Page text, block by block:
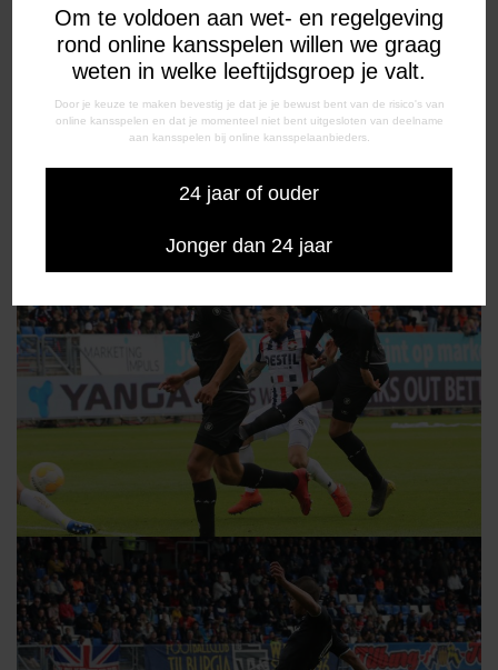
Om te voldoen aan wet- en regelgeving
rond online kansspelen willen we graag
weten in welke leeftijdsgroep je valt.
Door je keuze te maken bevestig je dat je je bewust bent van de risico's van
online kansspelen en dat je momenteel niet bent uitgesloten van deelname
aan kansspelen bij online kansspelaanbieders.
24 jaar of ouder
Jonger dan 24 jaar